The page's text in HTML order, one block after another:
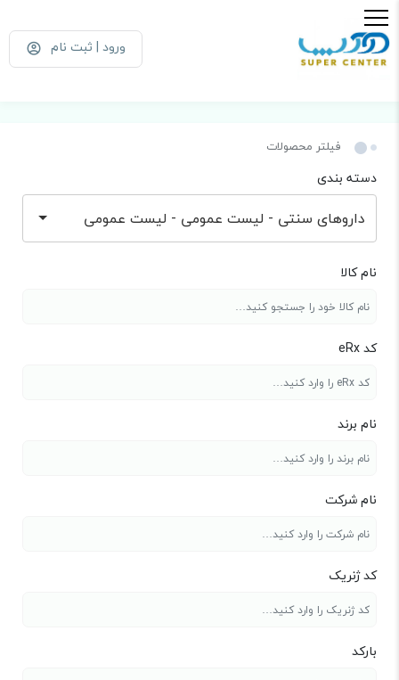
ورود | ثبت نام
فیلتر محصولات
دسته بندی
داروهای سنتی - لیست عمومی - لیست عمومی
نام کالا
کد eRx
نام برند
نام شرکت
کد ژنریک
بارکد